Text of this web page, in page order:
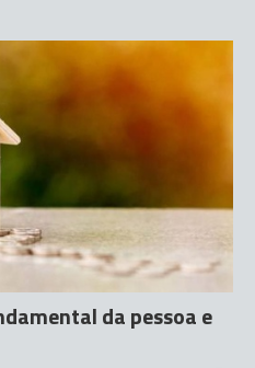
da pessoa e